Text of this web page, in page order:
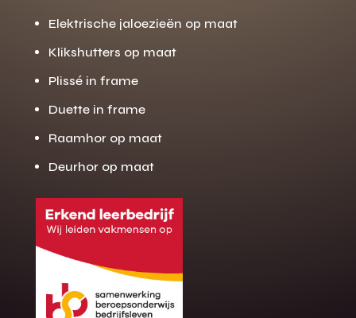
Gratis offerte
op maat?
Binnen 24 uur jouw gratis offerte
Elektrische jaloezieën op maat
Klikshutters op maat
Plissé in frame
Duette in frame
Raamhor op maat
Deurhor op maat